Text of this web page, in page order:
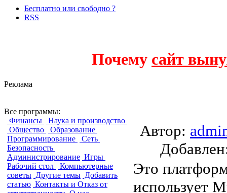
Бесплатно или свободно ?
RSS
Почему сайт
Реклама
Все программы:
Финансы
Наука и производство
Общество
Образование
Программирование
Сеть
Безопасность
Администрирование Игры
Рабочий стол
Компьютерные
советы Другие темы Добавить
статью Контакты и Отказ от
Автор:
Это
использует